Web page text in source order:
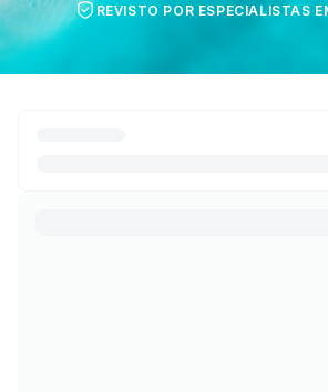
REVISTO POR ESPECIALISTAS